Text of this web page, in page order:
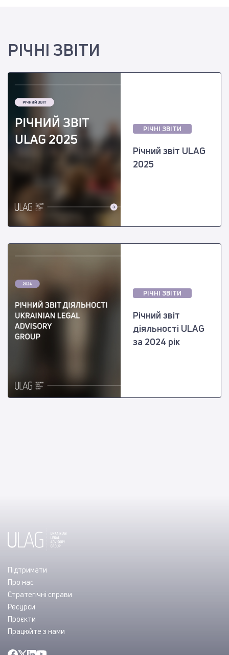
РІЧНІ ЗВІТИ
РІЧНІ ЗВІТИ
Річний звіт ULAG
2025
РІЧНІ ЗВІТИ
Річний звіт
діяльності ULAG
за 2024 рік
Підтримати
Про нас
Стратегічні справи
Ресурси
Проєкти
Працюйте з нами